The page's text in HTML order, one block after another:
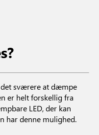
sværere at dæmpe
er helt forskellig fra
LED, der kan
har denne mulighed.